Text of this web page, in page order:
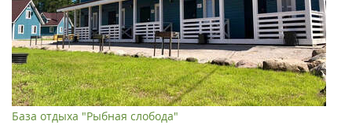
База отдыха "Рыбная слобода"